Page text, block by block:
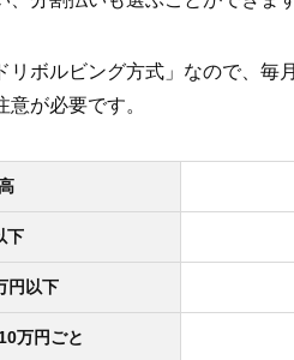
リボルビング方式」なので、
が必要です。
下
円以下
万円ごと